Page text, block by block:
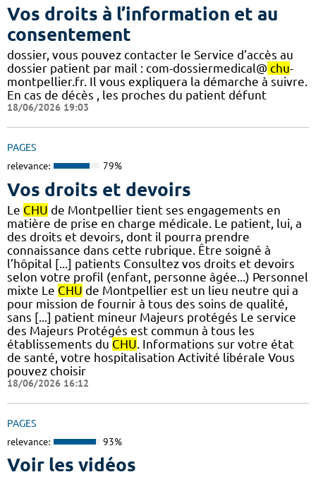
Vos droits à l’information et au
consentement
dossier, vous pouvez contacter le Service d’accès au
dossier patient par mail : com-dossiermedical@ chu-
montpellier.fr. Il vous expliquera la démarche à suivre.
En cas de décès , les proches du patient défunt
18/06/2026 19:03
PAGES
relevance: 79%
Vos droits et devoirs
Le CHU de Montpellier tient ses engagements en
matière de prise en charge médicale. Le patient, lui, a
des droits et devoirs, dont il pourra prendre
connaissance dans cette rubrique. Être soigné à
l’hôpital [...] patients Consultez vos droits et devoirs
selon votre profil (enfant, personne âgée...) Personnel
mixte Le CHU de Montpellier est un lieu neutre qui a
pour mission de fournir à tous des soins de qualité,
sans [...] patient mineur Majeurs protégés Le service
des Majeurs Protégés est commun à tous les
établissements du CHU . Informations sur votre état
de santé, votre hospitalisation Activité libérale Vous
pouvez choisir
18/06/2026 16:12
PAGES
relevance: 93%
Voir les vidéos